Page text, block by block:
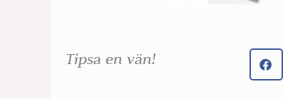
Tipsa en vän!